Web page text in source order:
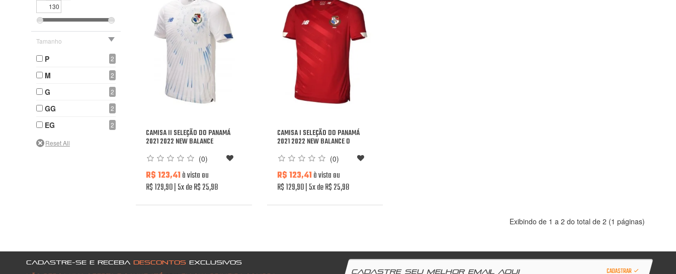
Tamanho
P 2
M 2
G 2
GG 2
EG 2
CAMISA II SELEÇÃO DO PANAMÁ
2021 2022 NEW BALANCE
(0)
R$ 123,41à vista ou
R$ 129,90 5x de R$ 25,98
CAMISA I SELEÇÃO DO PANAMÁ
2021 2022 NEW BALANCE O
(0)
R$ 123,41à vista ou
R$ 129,90 5x de R$ 25,98
Exibindo de 1 a 2 do total de 2 (1 páginas)
CADASTRE-SE E RECEBA DESCONTOS EXCLUSIVOS
CADASTRAR